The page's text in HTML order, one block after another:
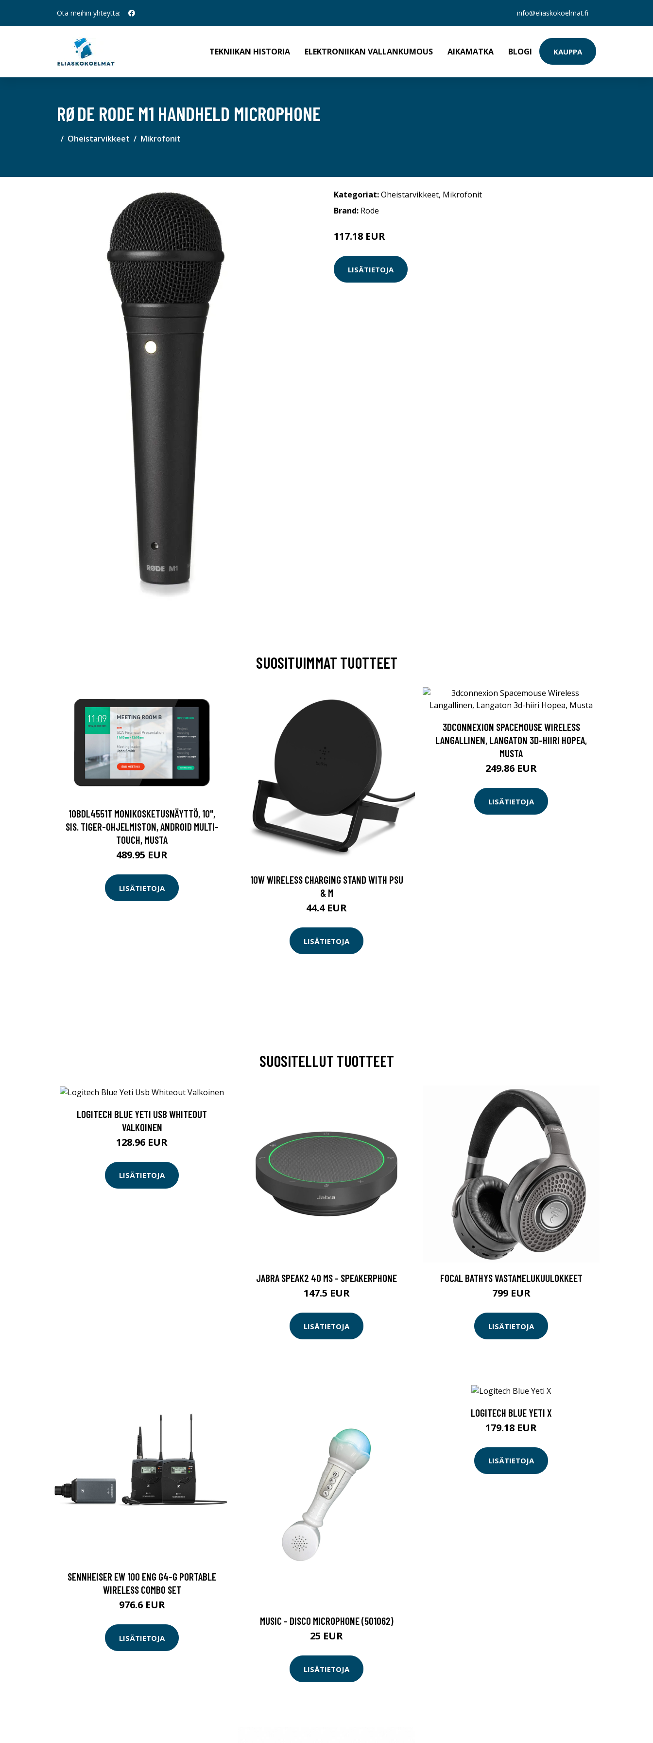
Ota meihin yhteyttä: info@eliaskokoelmat.fi
TEKNIIKAN HISTORIA ELEKTRONIIKAN VALLANKUMOUS AIKAMATKA BLOGI KAUPPA
RØDE RODE M1 HANDHELD MICROPHONE
Oheistarvikkeet Mikrofonit
Kategoriat:Oheistarvikkeet, Mikrofonit
Brand: Rode
117.18 EUR
LISÄTIETOJA
SUOSITUIMMAT TUOTTEET
10BDL4551T MONIKOSKETUSNÄYTTÖ, 10",
SIS. TIGER-OHJELMISTON, ANDROID MULTI-
TOUCH, MUSTA
489.95 EUR
LISÄTIETOJA
10W WIRELESS CHARGING STAND WITH PSU
& M
44.4 EUR
LISÄTIETOJA
3DCONNEXION SPACEMOUSE WIRELESS
LANGALLINEN, LANGATON 3D-HIIRI HOPEA,
MUSTA
249.86 EUR
LISÄTIETOJA
SUOSITELLUT TUOTTEET
LOGITECH BLUE YETI USB WHITEOUT
VALKOINEN
128.96 EUR
LISÄTIETOJA
JABRA SPEAK2 40 MS - SPEAKERPHONE
147.5 EUR
LISÄTIETOJA
FOCAL BATHYS VASTAMELUKUULOKKEET
799 EUR
LISÄTIETOJA
SENNHEISER EW 100 ENG G4-G PORTABLE
WIRELESS COMBO SET
976.6 EUR
LISÄTIETOJA
MUSIC - DISCO MICROPHONE (501062)
25 EUR
LISÄTIETOJA
LOGITECH BLUE YETI X
179.18 EUR
LISÄTIETOJA